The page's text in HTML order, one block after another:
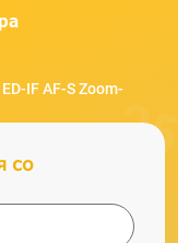
IF AF-S Zoom-
со